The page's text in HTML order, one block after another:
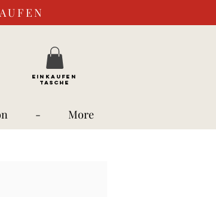
EINKAUFEN
TASCHE
- More